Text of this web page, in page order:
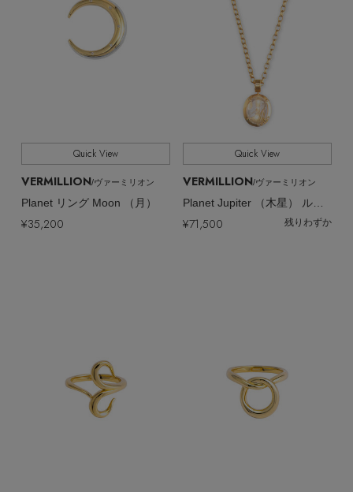
Quick View
VERMILLION/ヴァーミリオン
Planet リング Moon （月）
¥35,200
Quick View
VERMILLION/ヴァーミリオン
Planet Jupiter （木星） ルチルクォーツネックレス
¥71,500 残りわずか